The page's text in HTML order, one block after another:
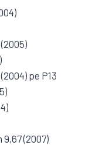
pe P13
9,67 (2007)